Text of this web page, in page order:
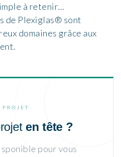
à retenir…
de Plexiglas® sont
domaines grâce aux
PROJET
en tête ?
pour vous